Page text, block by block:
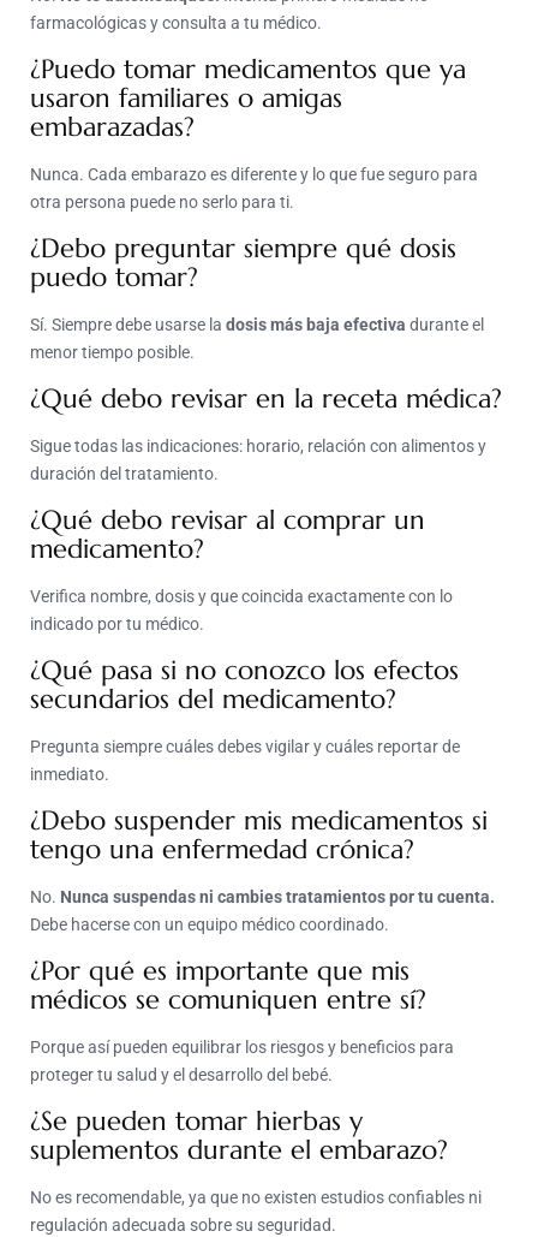
farmacológicas y consulta a tu médico.
¿Puedo tomar medicamentos que ya
usaron familiares o amigas
embarazadas?
Nunca. Cada embarazo es diferente y lo que fue seguro para
otra persona puede no serlo para ti.
¿Debo preguntar siempre qué dosis
puedo tomar?
Sí. Siempre debe usarse la dosis más baja efectiva durante el
menor tiempo posible.
¿Qué debo revisar en la receta médica?
Sigue todas las indicaciones: horario, relación con alimentos y
duración del tratamiento.
¿Qué debo revisar al comprar un
medicamento?
Verifica nombre, dosis y que coincida exactamente con lo
indicado por tu médico.
¿Qué pasa si no conozco los efectos
secundarios del medicamento?
Pregunta siempre cuáles debes vigilar y cuáles reportar de
inmediato.
¿Debo suspender mis medicamentos si
tengo una enfermedad crónica?
No. Nunca suspendas ni cambies tratamientos por tu cuenta.
Debe hacerse con un equipo médico coordinado.
¿Por qué es importante que mis
médicos se comuniquen entre sí?
Porque así pueden equilibrar los riesgos y beneficios para
proteger tu salud y el desarrollo del bebé.
¿Se pueden tomar hierbas y
suplementos durante el embarazo?
No es recomendable, ya que no existen estudios confiables ni
regulación adecuada sobre su seguridad.